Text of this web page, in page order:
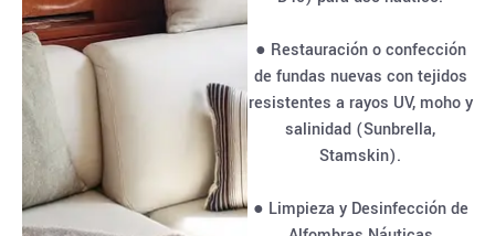
● Restauración o confección
de fundas nuevas con tejidos
resistentes a rayos UV, moho y
salinidad (Sunbrella,
Stamskin).
● Limpieza y Desinfección de